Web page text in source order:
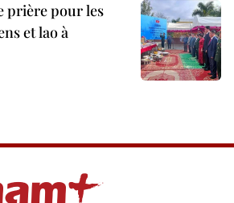
prière pour les
et lao à